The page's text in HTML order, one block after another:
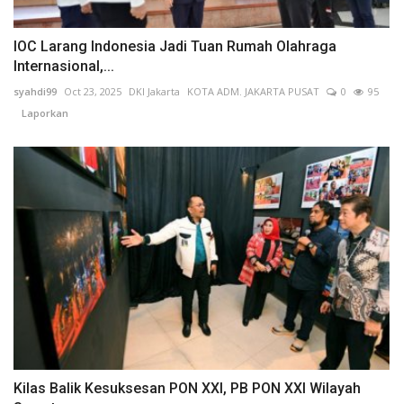
IOC Larang Indonesia Jadi Tuan Rumah Olahraga
Internasional,...
syahdi99 Oct 23, 2025 DKI Jakarta KOTA ADM. JAKARTA PUSAT 0
95
Laporkan
Kilas Balik Kesuksesan PON XXI, PB PON XXI Wilayah